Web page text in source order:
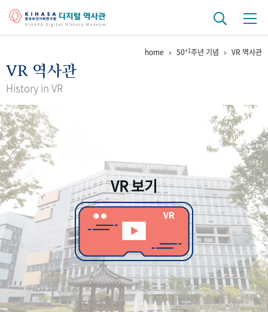
걸어온 길 기관 변천사
연구 역사
정책과 연구
간행물 변천사
기록물 아카이브
사진 아카이브 문서 기록물 행정박물 영상 기록물
50 주년 기념
성과 50선 숫자로 보는 50년 50 +1주년 광장
세계와 함께 한 KIHASA
home 50+1주년 기념 VR 역사관
VR 역사관
History in VR
VR 보기